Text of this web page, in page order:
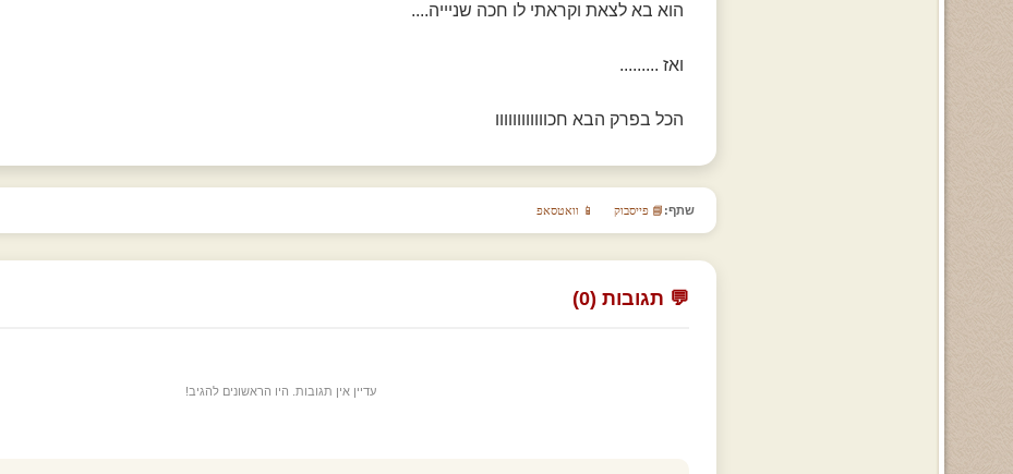
הוא בא לצאת וקראתי לו חכה שניייה....
ואז .........
הכל בפרק הבא חכוווווווווווו
שתף: 📘 פייסבוק 📱 וואטסאפ
💬 תגובות (0)
עדיין אין תגובות. היו הראשונים להגיב!